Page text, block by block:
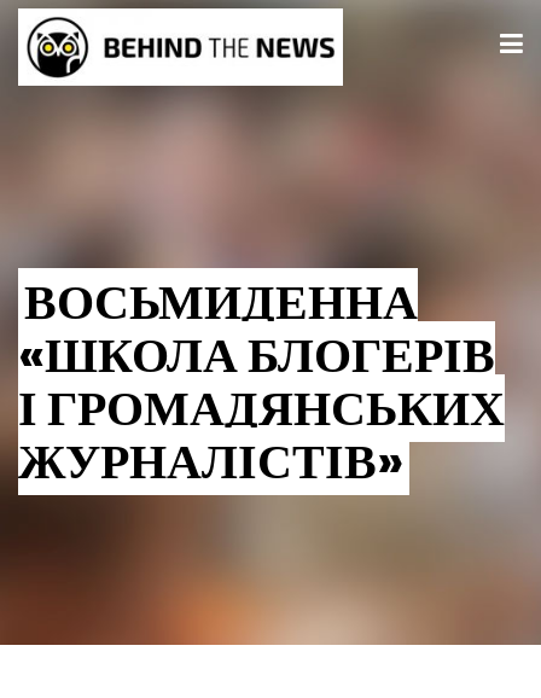
ВОСЬМИДЕННА
«ШКОЛА БЛОГЕРІВ
І ГРОМАДЯНСЬКИХ
ЖУРНАЛІСТІВ»